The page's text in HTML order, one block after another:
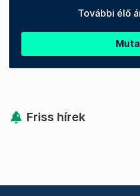
További élő
Friss hírek